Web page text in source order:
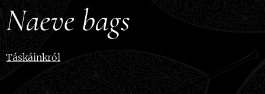
Naeve bags
Táskáinkról